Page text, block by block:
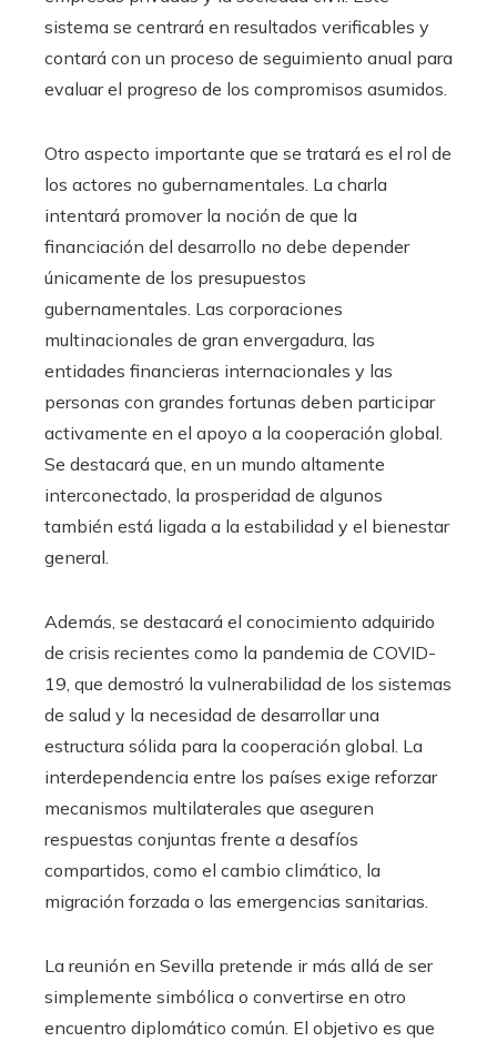
sistema se centrará en resultados verificables y
contará con un proceso de seguimiento anual para
evaluar el progreso de los compromisos asumidos.
Otro aspecto importante que se tratará es el rol de
los actores no gubernamentales. La charla
intentará promover la noción de que la
financiación del desarrollo no debe depender
únicamente de los presupuestos
gubernamentales. Las corporaciones
multinacionales de gran envergadura, las
entidades financieras internacionales y las
personas con grandes fortunas deben participar
activamente en el apoyo a la cooperación global.
Se destacará que, en un mundo altamente
interconectado, la prosperidad de algunos
también está ligada a la estabilidad y el bienestar
general.
Además, se destacará el conocimiento adquirido
de crisis recientes como la pandemia de COVID-
19, que demostró la vulnerabilidad de los sistemas
de salud y la necesidad de desarrollar una
estructura sólida para la cooperación global. La
interdependencia entre los países exige reforzar
mecanismos multilaterales que aseguren
respuestas conjuntas frente a desafíos
compartidos, como el cambio climático, la
migración forzada o las emergencias sanitarias.
La reunión en Sevilla pretende ir más allá de ser
simplemente simbólica o convertirse en otro
encuentro diplomático común. El objetivo es que